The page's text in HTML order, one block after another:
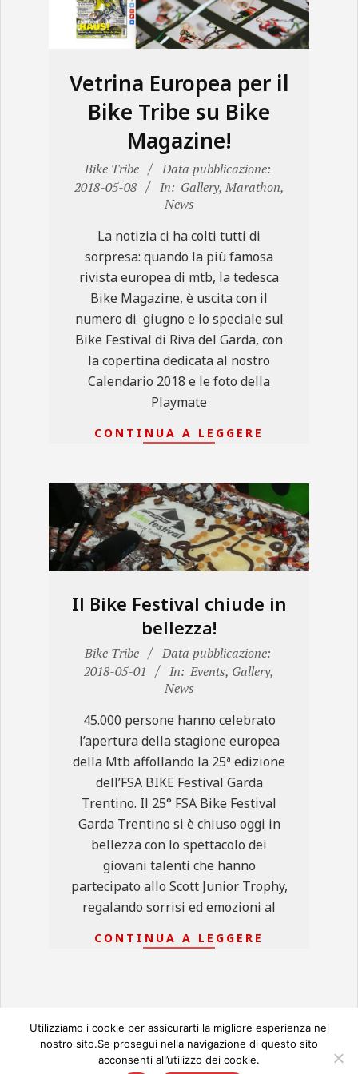
Vetrina Europea per il
Bike Tribe su Bike
Magazine!
2018-
05-
Bike Tribe
Data pubblicazione:
2018-05-08
In: Gallery, Marathon,
News
La notizia ci ha colti tutti di
sorpresa: quando la più famosa
rivista europea di mtb, la tedesca
Bike Magazine, è uscita con il
numero di giugno e lo speciale sul
Bike Festival di Riva del Garda, con
la copertina dedicata al nostro
Calendario 2018 e le foto della
Playmate
CONTINUA A LEGGERE
Il Bike Festival chiude in
bellezza!
2018-
05-
Bike Tribe
Data pubblicazione:
2018-05-01
In: Events, Gallery,
News
45.000 persone hanno celebrato
l’apertura della stagione europea
della Mtb affollando la 25ª edizione
dell’FSA BIKE Festival Garda
Trentino. Il 25° FSA Bike Festival
Garda Trentino si è chiuso oggi in
bellezza con lo spettacolo dei
giovani talenti che hanno
partecipato allo Scott Junior Trophy,
regalando sorrisi ed emozioni al
CONTINUA A LEGGERE
Utilizziamo i cookie per assicurarti la migliore esperienza nel
nostro sito.Se prosegui nella navigazione di questo sito
acconsenti all’utilizzo dei cookie.